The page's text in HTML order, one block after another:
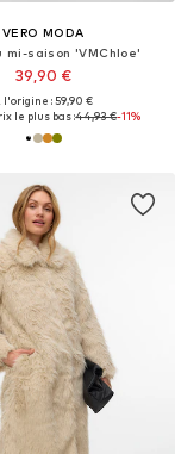
VERO MODA
mi-saison 'VMChloe'
39,90 €
l'origine : 59,90 €
le plus bas :44,93 €-11%